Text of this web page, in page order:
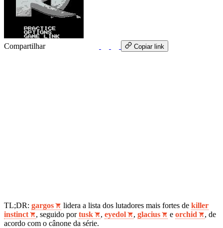
Compartilhar Copiar link
TL;DR: gargos lidera a lista dos lutadores mais fortes de killer
instinct
, seguido portusk , eyedol , glacius e orchid
, de
acordo com o cânone da série.